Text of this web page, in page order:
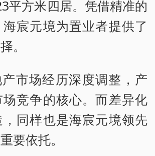
平方米四居。凭借精准的
宸元境为置业者提供了
。
市场经历深度调整，产
竞争的核心。而差异化
同样也是海宸元境领先
要依托。